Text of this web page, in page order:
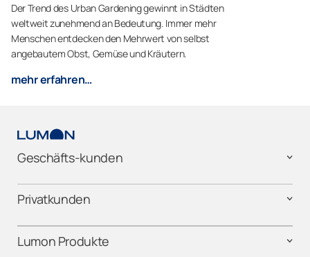
Der Trend des Urban Gardening gewinnt in Städten
weltweit zunehmend an Bedeutung. Immer mehr
Menschen entdecken den Mehrwert von selbst
angebautem Obst, Gemüse und Kräutern.
mehr erfahren…
Geschäfts-kunden
Privatkunden
Lumon Produkte